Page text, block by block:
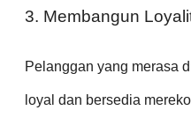
3. Membangun
Pelanggan yang merasa
loyal dan bersedia